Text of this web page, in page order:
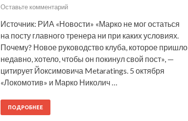
Оставьте комментарий
Источник: РИА «Новости» «Марко не мог остаться
на посту главного тренера ни при каких условиях.
Почему? Новое руководство клуба, которое пришло
недавно, хотело, чтобы он покинул свой пост», —
цитирует Йоксимовича Metaratings. 5 октября
«Локомотив» и Марко Николич …
ПОДРОБНЕЕ